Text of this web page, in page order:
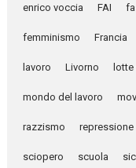
enrico voccia FAI
femminismo Francia
lavoro Livorno lotte
mondo del lavoro
razzismo repressione
sciopero scuola